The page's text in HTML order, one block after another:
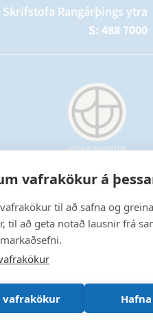
vafrakökur á
til að safna og
til að geta notað lausnir frá
vafrakökur
Skrifstofa Rangárþings ytra
S: 488 7000